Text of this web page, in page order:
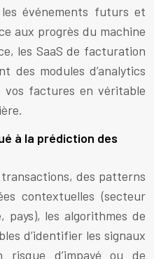
événements futurs et
aux progrès du machine
les SaaS de facturation
des modules d’analytics
factures en véritable
à la prédiction des
des patterns
contextuelles (secteur
pays), les algorithmes de
d’identifier les signaux
risque d’impayé ou de